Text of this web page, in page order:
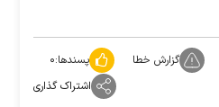
گزارش خطا پسندها:۰
اشتراک گذاری